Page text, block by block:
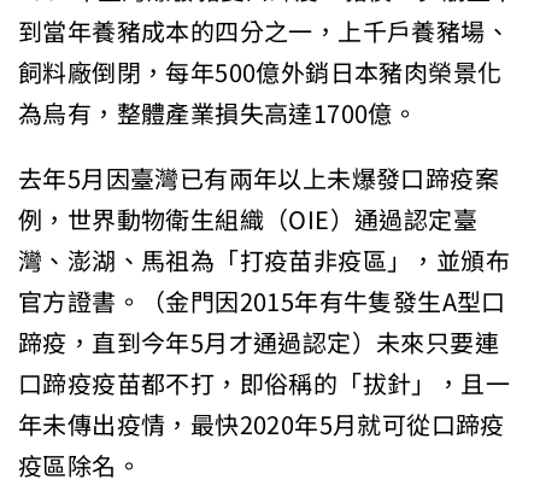
到當年養豬成本的四分之一，上千戶養豬場、
飼料廠倒閉，每年500億外銷日本豬肉榮景化
為烏有，整體產業損失高達1700億。
去年5月因臺灣已有兩年以上未爆發口蹄疫案
例，世界動物衛生組織（OIE）通過認定臺
灣、澎湖、馬祖為「打疫苗非疫區」，並頒布
官方證書。（金門因2015年有牛隻發生A型口
蹄疫，直到今年5月才通過認定）未來只要連
口蹄疫疫苗都不打，即俗稱的「拔針」，且一
年未傳出疫情，最快2020年5月就可從口蹄疫
疫區除名。